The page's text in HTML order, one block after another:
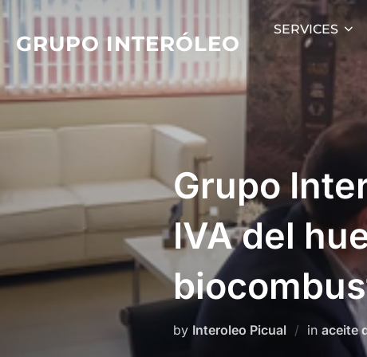
Skip
content
GRUPO INTERÓLEO
SERVICES
Grupo
IVA del
by Interoleo Picual in aceite